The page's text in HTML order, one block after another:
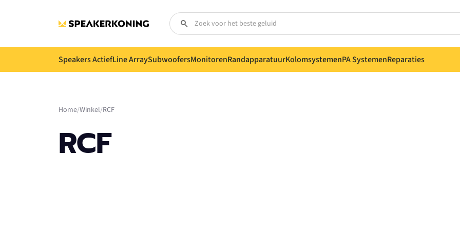
Speakers ActiefLine ArraySubwoofersMonitorenRandapparatuurKolomsystemenPA SystemenReparaties
Home Winkel RCF
RCF